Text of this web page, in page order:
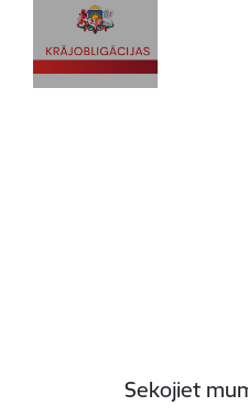
Sekojiet